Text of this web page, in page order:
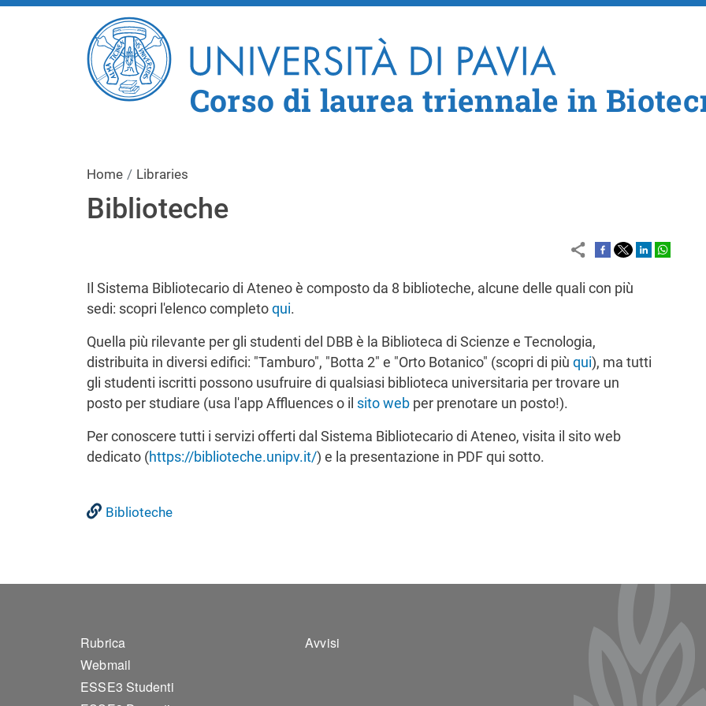
Salta al contenuto principale
Corso di laurea triennale in
Home Libraries
Biblioteche
Il Sistema Bibliotecario di Ateneo è composto da 8 biblioteche, alcune delle quali con più
sedi: scopri l'elenco completoqui.
Quella più rilevante per gli studenti del DBB è la Biblioteca di Scienze e Tecnologia,
distribuita in diversi edifici: "Tamburo", "Botta 2" e "Orto Botanico" (scopri di più qui), ma tutti
gli studenti iscritti possono usufruire di qualsiasi biblioteca universitaria per trovare un
posto per studiare (usa l'app Affluences o il sito webper prenotare un posto!).
Per conoscere tutti i servizi offerti dal Sistema Bibliotecario di Ateneo, visita il sito web
dedicato (https://biblioteche.unipv.it/) e la presentazione in PDF qui sotto.
Biblioteche
Footer 1
Rubrica
Webmail
ESSE3 Studenti
Footer 2
Avvisi